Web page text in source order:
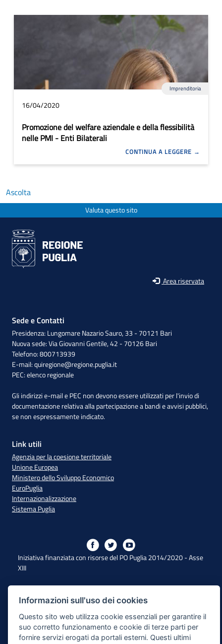
Imprenditoria
16/04/2020
Promozione del welfare aziendale e della flessibilità
nelle PMI - Enti Bilaterali
CONTINUA A LEGGERE
Ascolta
Valuta questo sito
Area riservata
Sede e Contatti
Presidenza: Lungomare Nazario Sauro, 33 - 70121 Bari
Nuova sede: Via Giovanni Gentile, 42 - 70126 Bari
Telefono: 800713939
E-mail:quiregione@regione.puglia.it
PEC:elenco regionale
Gli indirizzi e-mail e PEC non devono essere utilizzati per l'invio di
documentazione relativa alla partecipazione a bandi e avvisi pubblici,
se non espressamente indicato.
Link utili
Agenzia per la coesione territoriale
Unione Europea
Ministero dello Sviluppo Economico
EuroPuglia
Internazionalizzazione
Sistema Puglia
Iniziativa finanziata con risorse del PO Puglia 2014/2020 - Asse
XIII
Dichiarazione di Accessibilità
Note Legali
Cookie e Privacy
Informazioni sull'uso dei cookies
Questo sito web utilizza cookie essenziali per garantire il
suo corretto funzionamento e cookie di terze parti per
fornire servizi erogati da portali esterni. Questi ultimi